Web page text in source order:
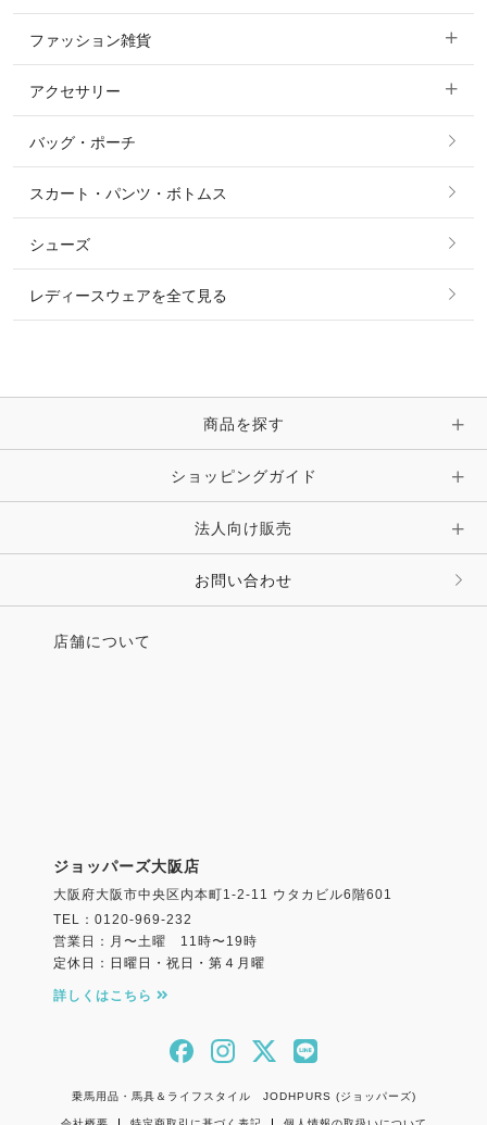
パーカー・トレーナー・スウェット
ニット・セーター
シャツ・ブラウス・ワンピース
その他 アウター
ショージャケット
ショーシャツ
ファッション雑貨
すべてのファッション雑貨
ソックス
ベルト
マフラー・スカーフ・ストール・スヌード
時計・財布・キーケース・革小物
キーホルダー・チャーム・ストラップ
その他 ファッション雑貨
アクセサリー
すべてのアクセサリー
リング
ピアス・イヤリング
ピン・ブローチ・コサージュ
その他 アクセサリー
バッグ・ポーチ
スカート・パンツ・ボトムス
シューズ
レディースウェアを全て見る
商品を探す
ショッピングガイド
法人向け販売
お問い合わせ
店舗について
ジョッパーズ大阪店
大阪府大阪市中央区内本町1-2-11 ウタカビル6階601
TEL：0120-969-232
営業日：月〜土曜 11時〜19時
定休日：日曜日・祝日・第４月曜
詳しくはこちら
乗馬用品・馬具＆ライフスタイル JODHPURS (ジョッパーズ)